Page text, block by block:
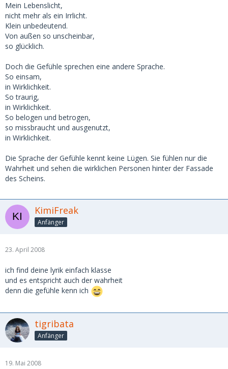
Mein Lebenslicht,
nicht mehr als ein Irrlicht.
Klein unbedeutend.
Von außen so unscheinbar,
so glücklich.
Doch die Gefühle sprechen eine andere Sprache.
So einsam,
in Wirklichkeit.
So traurig,
in Wirklichkeit.
So belogen und betrogen,
so missbraucht und ausgenutzt,
in Wirklichkeit.
Die Sprache der Gefühle kennt keine Lügen. Sie fühlen nur die
Wahrheit und sehen die wirklichen Personen hinter der Fassade
des Scheins.
KimiFreak
Anfänger
23. April 2008
ich find deine lyrik einfach klasse
und es entspricht auch der wahrheit
denn die gefühle kenn ich
tigribata
Anfänger
19. Mai 2008